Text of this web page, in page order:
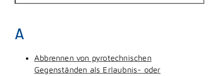
A
Abbrennen von pyrotechnischen
Gegenständen als Erlaubnis- oder